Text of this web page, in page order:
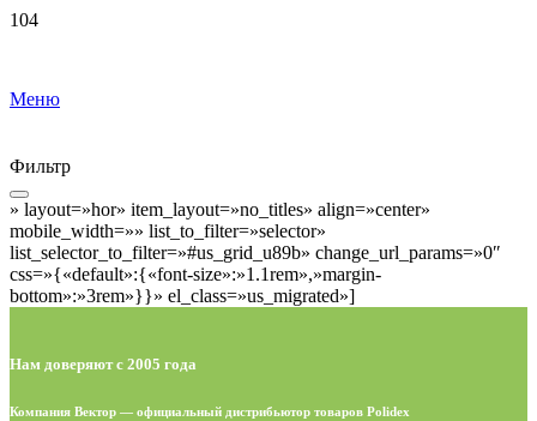
Меню
Фильтр
» layout=»hor» item_layout=»no_titles» align=»center»
mobile_width=»» list_to_filter=»selector»
list_selector_to_filter=»#us_grid_u89b» change_url_params=»0″
css=»{«default»:{«font-size»:»1.1rem»,»margin-
bottom»:»3rem»}}» el_class=»us_migrated»]
Нам доверяют с 2005 года
Компания Вектор — официальный дистрибьютор товаров Polidex